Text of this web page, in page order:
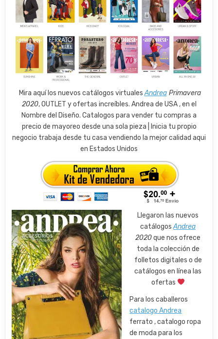
Mira aquí los nuevos catálogos virtualesAndreaPrimavera
2020, OUTLET y ofertas increíbles. Andrea de USA , en el
Nombre del Diseño. Catalogos para vender tu compras a
precio de mayoreo desde una sola pieza | Inicia tu propio
negocio trabaja desde tu casa vendiendo la mejor calidad aqui
en Estados Unidos
Llegaron las nuevos
catálogosAndrea
2020que nos ofrece
toda la colección de
folletos digitales o de
catálogos en línea las
ofertas
Para los caballeros
catalogo Andrea
ferrato , catalogo ropa
de moda para los